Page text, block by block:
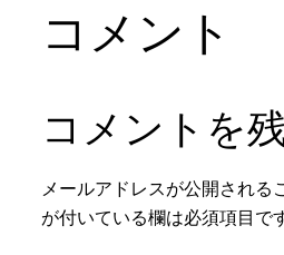
コメント
コメントを
メールアドレスが公開される
が付いている欄は必須項目で